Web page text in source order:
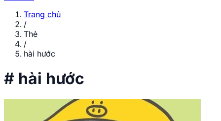
Trang chủ
/
Thẻ
/
hài hước
# hài hước